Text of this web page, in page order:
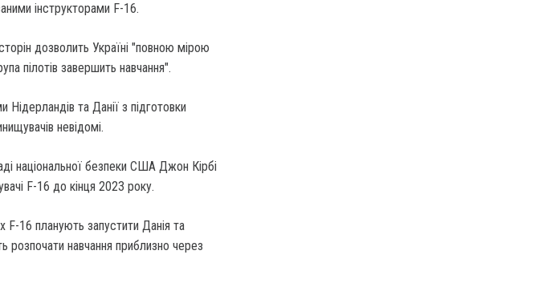
інструкторами F-16.
дозволить Україні "повною мірою
пілотів завершить навчання".
та Данії з підготовки
невідомі.
національної безпеки США Джон Кірбі
F-16 до кінця 2023 року.
F-16 планують запустити Данія та
навчання приблизно через